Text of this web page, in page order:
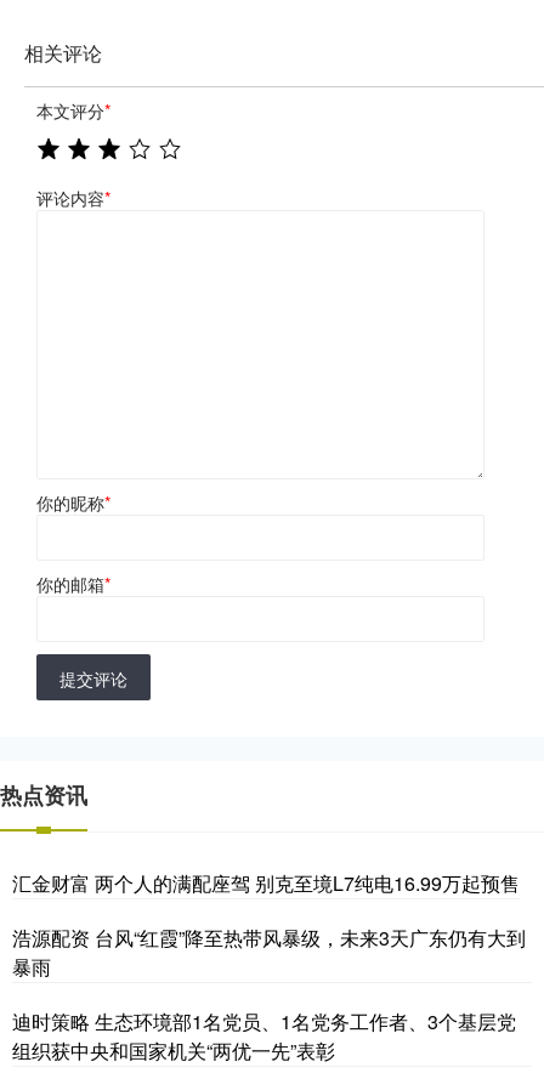
相关评论
本文评分*
评论内容*
你的昵称*
你的邮箱*
提交评论
热点资讯
汇金财富 两个人的满配座驾 别克至境L7纯电16.99万起预售
浩源配资 台风“红霞”降至热带风暴级，未来3天广东仍有大到
暴雨
迪时策略 生态环境部1名党员、1名党务工作者、3个基层党
组织获中央和国家机关“两优一先”表彰